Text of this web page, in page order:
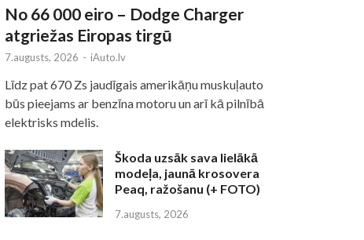
No 66 000 eiro – Dodge Charger
atgriežas Eiropas tirgū
7.augusts, 2026 - iAuto.lv
Līdz pat 670 Zs jaudīgais amerikāņu muskuļauto
būs pieejams ar benzīna motoru un arī kā pilnībā
elektrisks mdelis.
Škoda uzsāk sava lielākā
modeļa, jaunā krosovera
Peaq, ražošanu (+ FOTO)
7.augusts, 2026